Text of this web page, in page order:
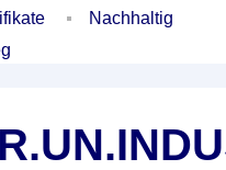
Nachhaltig